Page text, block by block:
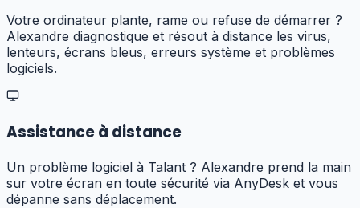
Votre ordinateur plante, rame ou refuse de démarrer ?
Alexandre diagnostique et résout à distance les virus,
lenteurs, écrans bleus, erreurs système et problèmes
logiciels.
Assistance à distance
Un problème logiciel à Talant ? Alexandre prend la main
sur votre écran en toute sécurité via AnyDesk et vous
dépanne sans déplacement.